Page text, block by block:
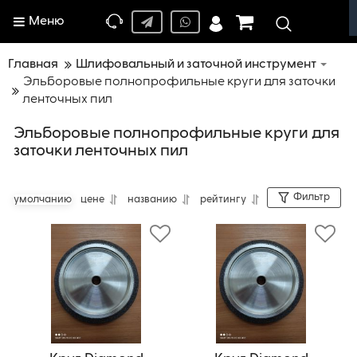
Меню
Главная
Шлифовальный и заточной инструмент
Эльборовые полнопрофильные круги для заточки
ленточных пил
Эльборовые полнопрофильные круги для
заточки ленточных пил
умолчанию цене названию рейтингу Фильтр